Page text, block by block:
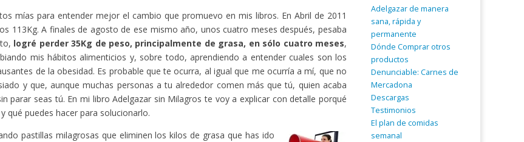
mías para entender mejor el cambio que promuevo en mis libros. En Abril de 2011
113Kg. A finales de agosto de ese mismo año, unos cuatro meses después, pesaba
logré perder 35Kg de peso, principalmente de grasa, en sólo cuatro meses,
mis hábitos alimenticios y, sobre todo, aprendiendo a entender cuales son los
de la obesidad. Es probable que te ocurra, al igual que me ocurría a mí, que no
y que, aunque muchas personas a tu alrededor comen más que tú, quien acaba
parar seas tú. En mi libro Adelgazar sin Milagros te voy a explicar con detalle porqué
qué puedes hacer para solucionarlo.
pastillas milagrosas que eliminen los kilos de grasa que has ido
Adelgazar de manera
sana, rápida y
permanente
Dónde Comprar otros
productos
Denunciable: Carnes de
Mercadona
Descargas
Testimonios
El plan de comidas
semanal